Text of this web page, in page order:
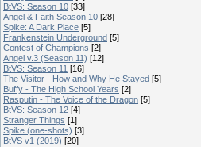
BtVS: Season 10 [33]
Angel & Faith Season 10 [28]
Spike: A Dark Place [5]
Frankenstein Underground [5]
Contest of Champions [2]
Angel v.3 (Season 11) [12]
BtVS: Season 11 [16]
The Visitor - How and Why He Stayed [5]
Buffy - The High School Years [2]
Rasputin - The Voice of the Dragon [5]
BtVS: Season 12 [4]
Stranger Things [1]
Spike (one-shots) [3]
BtVS v1 (2019) [20]